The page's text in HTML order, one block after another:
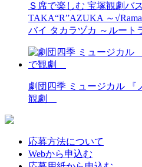
Ｓ席で楽しむ 宝塚観劇バ
TAKA“R”AZUKA ～
バイ タカラヅカ ～ルート
劇団四季 ミュージカル 『
観劇
応募方法について
Webから申込む